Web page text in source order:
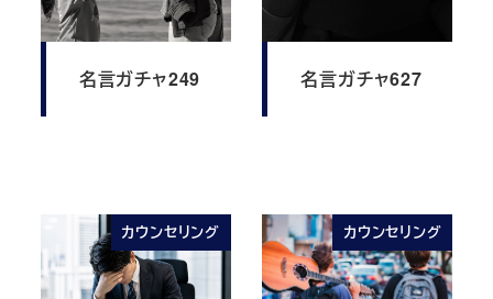
名言ガチャ249 名言ガチャ627
カウンセリング カウンセリング